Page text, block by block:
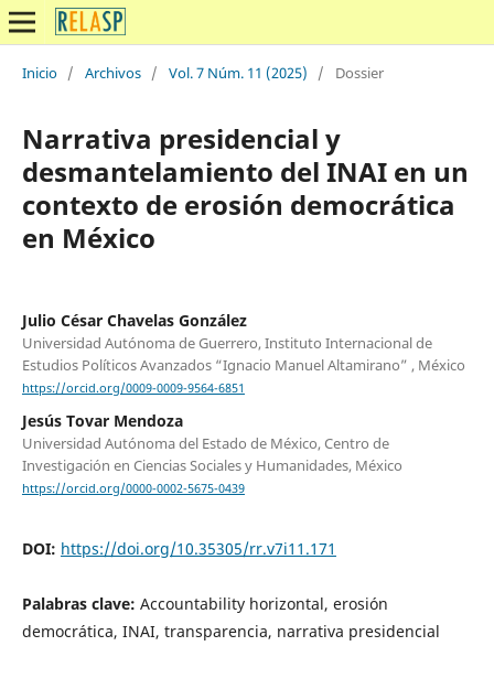
Inicio / Archivos / Vol. 7 Núm. 11 (2025) / Dossier
Narrativa presidencial y
desmantelamiento del INAI en un
contexto de erosión democrática
en México
Julio César Chavelas González
Universidad Autónoma de Guerrero, Instituto Internacional de
Estudios Políticos Avanzados “Ignacio Manuel Altamirano” , México
https://orcid.org/0009-0009-9564-6851
Jesús Tovar Mendoza
Universidad Autónoma del Estado de México, Centro de
Investigación en Ciencias Sociales y Humanidades, México
https://orcid.org/0000-0002-5675-0439
DOI: https://doi.org/10.35305/rr.v7i11.171
Palabras clave: Accountability horizontal, erosión
democrática, INAI, transparencia, narrativa presidencial